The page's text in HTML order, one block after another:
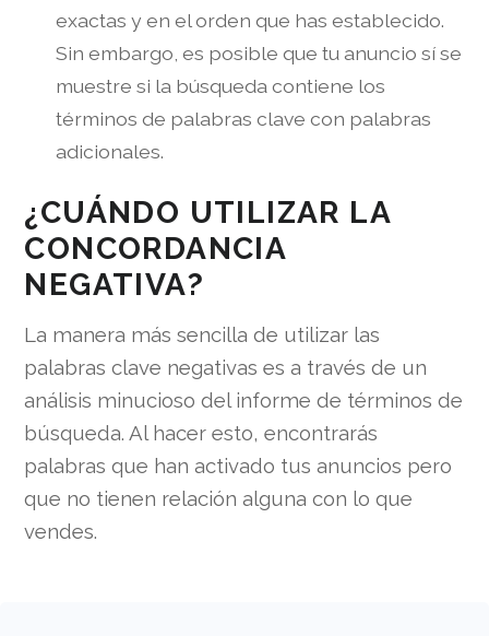
exactas y en el orden que has establecido.
Sin embargo, es posible que tu anuncio sí se
muestre si la búsqueda contiene los
términos de palabras clave con palabras
adicionales.
¿CUÁNDO UTILIZAR LA
CONCORDANCIA
NEGATIVA?
La manera más sencilla de utilizar las
palabras clave negativas es a través de un
análisis minucioso del informe de términos de
búsqueda. Al hacer esto, encontrarás
palabras que han activado tus anuncios pero
que no tienen relación alguna con lo que
vendes.